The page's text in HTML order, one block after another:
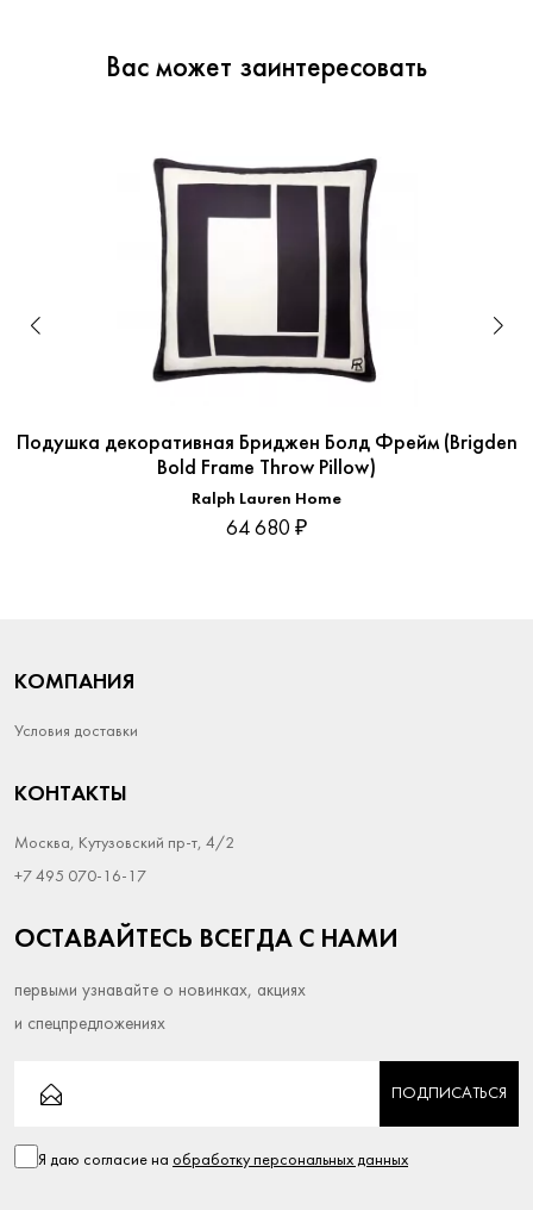
Вас может заинтересовать
Подушка декоративная Бриджен Болд Фрейм (Brigden
Bold Frame Throw Pillow)
Ralph Lauren Home
64 680 ₽
КОМПАНИЯ
Условия доставки
КОНТАКТЫ
Москва, Кутузовский пр-т, 4/2
+7 495 070-16-17
ОСТАВАЙТЕСЬ ВСЕГДА С НАМИ
первыми узнавайте о новинках, акциях
и спецпредложениях
ПОДПИСАТЬСЯ
Я даю согласие на обработку персональных данных